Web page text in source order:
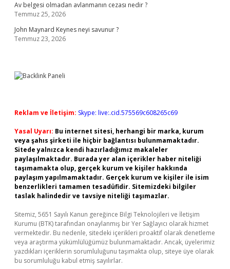
Av belgesi olmadan avlanmanın cezası nedir ?
Temmuz 25, 2026
John Maynard Keynes neyi savunur ?
Temmuz 23, 2026
Reklam ve İletişim: Skype: live:.cid.575569c608265c69
Yasal Uyarı: Bu internet sitesi, herhangi bir marka, kurum
veya şahıs şirketi ile hiçbir bağlantısı bulunmamaktadır.
Sitede yalnızca kendi hazırladığımız makaleler
paylaşılmaktadır. Burada yer alan içerikler haber niteliği
taşımamakta olup, gerçek kurum ve kişiler hakkında
paylaşım yapılmamaktadır. Gerçek kurum ve kişiler ile isim
benzerlikleri tamamen tesadüfidir. Sitemizdeki bilgiler
taslak halindedir ve tavsiye niteliği taşımazlar.
Sitemiz, 5651 Sayılı Kanun gereğince Bilgi Teknolojileri ve İletişim
Kurumu (BTK) tarafından onaylanmış bir Yer Sağlayıcı olarak hizmet
vermektedir. Bu nedenle, sitedeki içerikleri proaktif olarak denetleme
veya araştırma yükümlülüğümüz bulunmamaktadır. Ancak, üyelerimiz
yazdıkları içeriklerin sorumluluğunu taşımakta olup, siteye üye olarak
bu sorumluluğu kabul etmiş sayılırlar.